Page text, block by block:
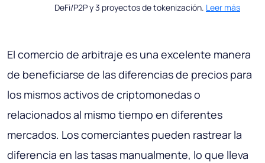
DeFi/P2P y 3 proyectos de tokenización. Leer más
El comercio de arbitraje es una excelente manera
de beneficiarse de las diferencias de precios para
los mismos activos de criptomonedas o
relacionados al mismo tiempo en diferentes
mercados. Los comerciantes pueden rastrear la
diferencia en las tasas manualmente, lo que lleva